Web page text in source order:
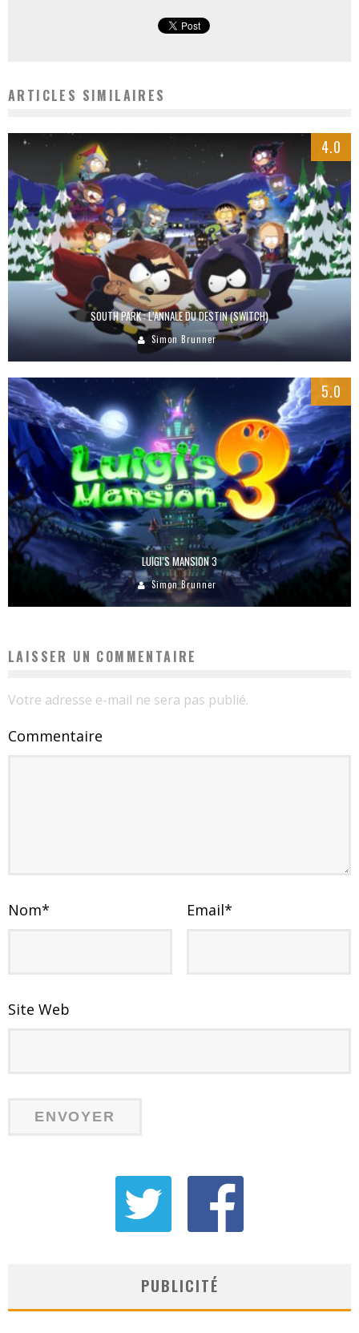
ARTICLES SIMILAIRES
4.0
SOUTH PARK : L’ANNALE DU DESTIN (SWITCH)
Simon Brunner
5.0
LUIGI’S MANSION 3
Simon Brunner
LAISSER UN COMMENTAIRE
Votre adresse e-mail ne sera pas publié.
Commentaire
Nom* Email*
Site Web
PUBLICITÉ